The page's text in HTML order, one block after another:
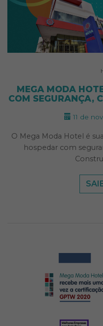
MEGA MODA
COM SEGURANÇA,
11 de
O Mega Moda Hotel é
hospedar com